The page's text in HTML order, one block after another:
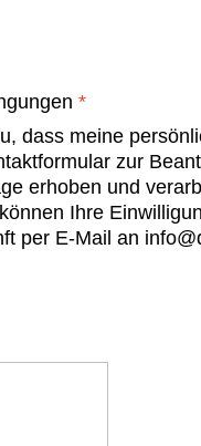
*
dass meine
zur
erhoben und
Ihre
per E-Mail an